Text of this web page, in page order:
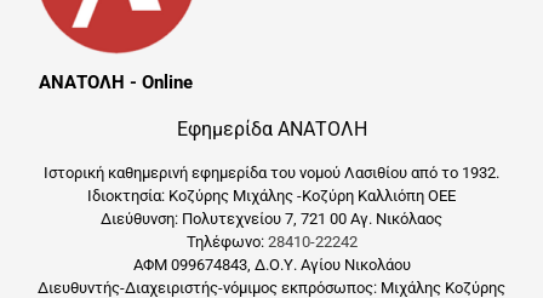
ΑΝΑΤΟΛΗ - Online
Εφημερίδα ΑΝΑΤΟΛΗ
Ιστορική καθημερινή εφημερίδα του νομού Λασιθίου από το 1932.
Ιδιοκτησία: Κοζύρης Μιχάλης -Κοζύρη Καλλιόπη ΟΕΕ
Διεύθυνση: Πολυτεχνείου 7, 721 00 Αγ. Νικόλαος
Τηλέφωνο: 28410-22242
ΑΦΜ 099674843, Δ.Ο.Υ. Αγίου Νικολάου
Διευθυντής-Διαχειριστής-νόμιμος εκπρόσωπος: Μιχάλης Κοζύρης